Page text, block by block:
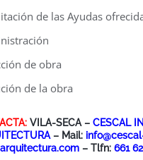
de las Ayudas
de obra
de la obra
VILA-SECA – CESCAL
– Mail:
arquitectura.com – Tlfn: 661